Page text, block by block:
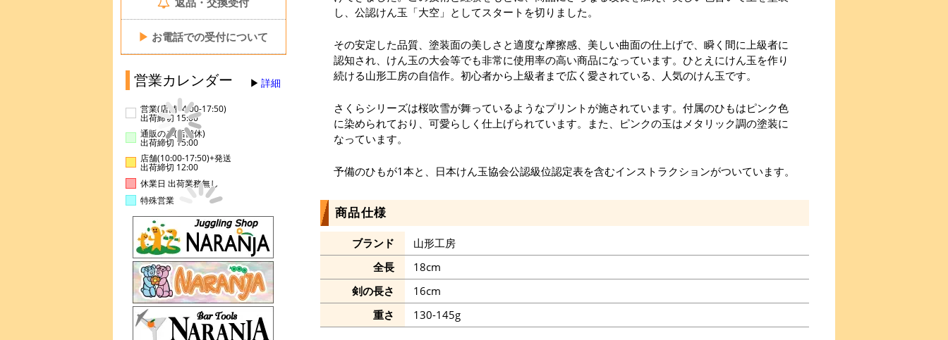
▶ お電話での受付について
営業カレンダー 詳細
営業(店舗14:00-17:50)
出荷締切 15:00
通販のみ(店舗休)
出荷締切 15:00
店舗(10:00-17:50)+発送
出荷締切 12:00
休業日 出荷業務無し
特殊営業
し、公認けん玉「大空」としてスタートを切りました。
その安定した品質、塗装面の美しさと適度な摩擦感、美しい曲面の仕上げで、瞬く間に上級者に
認知され、けん玉の大会等でも非常に使用率の高い商品になっています。ひとえにけん玉を作り
続ける山形工房の自信作。初心者から上級者まで広く愛されている、人気のけん玉です。
さくらシリーズは桜吹雪が舞っているようなプリントが施されています。付属のひもはピンク色
に染められており、可愛らしく仕上げられています。また、ピンクの玉はメタリック調の塗装に
なっています。
予備のひもが1本と、日本けん玉協会公認級位認定表を含むインストラクションがついています。
商品仕様
ブランド
山形工房
全長
18cm
剣の長さ
16cm
重さ
130-145g